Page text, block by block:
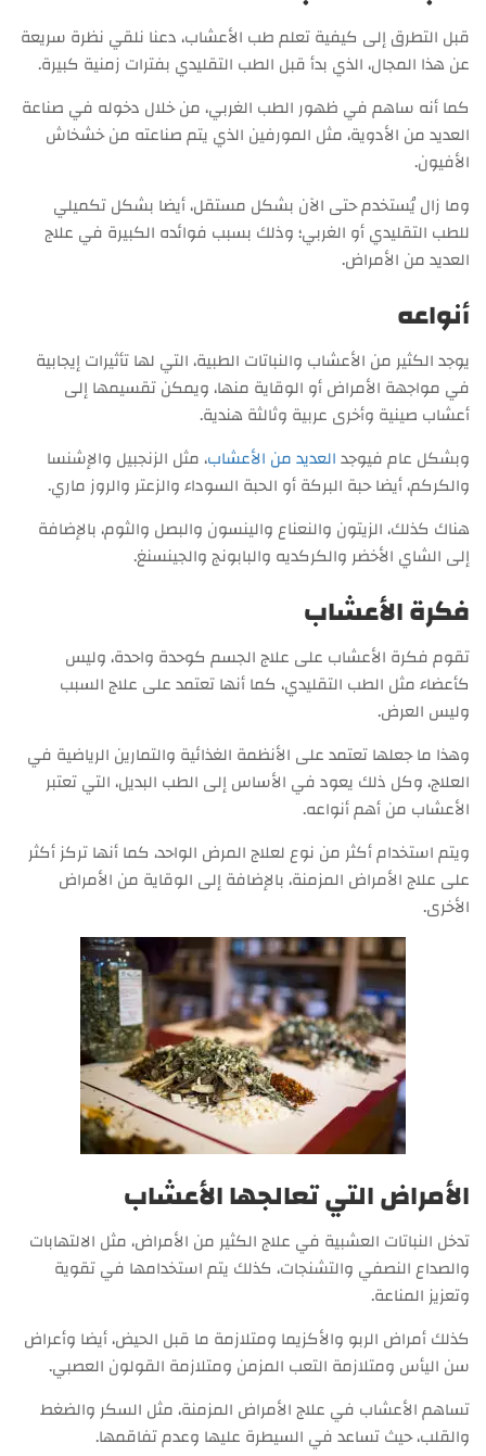
قبل التطرق إلى كيفية تعلم طب الأعشاب، دعنا نلقي نظرة سريعة
عن هذا المجال، الذي بدأ قبل الطب التقليدي بفترات زمنية كبيرة.
كما أنه ساهم في ظهور الطب الغربي، من خلال دخوله في صناعة
العديد من الأدوية، مثل المورفين الذي يتم صناعته من خشخاش
الأفيون.
وما زال يُستخدم حتى الآن بشكل مستقل، أيضا بشكل تكميلي
للطب التقليدي أو الغربي؛ وذلك بسبب فوائده الكبيرة في علاج
العديد من الأمراض.
أنواعه
يوجد الكثير من الأعشاب والنباتات الطبية، التي لها تأثيرات إيجابية
في مواجهة الأمراض أو الوقاية منها، ويمكن تقسيمها إلى
أعشاب صينية وأخرى عربية وثالثة هندية.
وبشكل عام فيوجدالعديد من الأعشاب، مثل الزنجبيل والإشنسا
والكركم، أيضا حبة البركة أو الحبة السوداء والزعتر والروز ماري.
هناك كذلك، الزيتون والنعناع والينسون والبصل والثوم، بالإضافة
إلى الشاي الأخضر والكركديه والبابونج والجينسنغ.
فكرة الأعشاب
تقوم فكرة الأعشاب على علاج الجسم كوحدة واحدة، وليس
كأعضاء مثل الطب التقليدي، كما أنها تعتمد على علاج السبب
وليس العرض.
وهذا ما جعلها تعتمد على الأنظمة الغذائية والتمارين الرياضية في
العلاج، وكل ذلك يعود في الأساس إلى الطب البديل، التي تعتبر
الأعشاب من أهم أنواعه.
ويتم استخدام أكثر من نوع لعلاج المرض الواحد، كما أنها تركز أكثر
على علاج الأمراض المزمنة، بالإضافة إلى الوقاية من الأمراض
الأخرى.
الأمراض التي تعالجها الأعشاب
تدخل النباتات العشبية في علاج الكثير من الأمراض، مثل الالتهابات
والصداع النصفي والتشنجات، كذلك يتم استخدامها في تقوية
وتعزيز المناعة.
كذلك أمراض الربو والأكزيما ومتلازمة ما قبل الحيض، أيضا وأعراض
سن اليأس ومتلازمة التعب المزمن ومتلازمة القولون العصبي.
تساهم الأعشاب في علاج الأمراض المزمنة، مثل السكر والضغط
والقلب، حيث تساعد في السيطرة عليها وعدم تفاقمها.